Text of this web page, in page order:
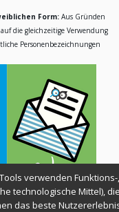
Form: Aus Gründen
auf die gleichzeitige Verwendung
Personenbezeichnungen
verwenden Funktions-,
technologische Mittel),
das beste